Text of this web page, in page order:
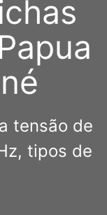
tensão de
tipos de